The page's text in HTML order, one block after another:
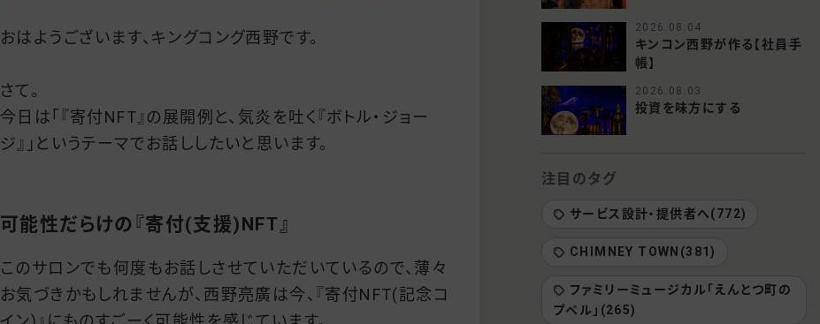
おはようございます、キングコング西野です。
さて。
今日は「『寄付NFT』の展開例と、気炎を吐く『ボトル・ジョー
ジ』」というテーマでお話ししたいと思います。
可能性だらけの『寄付(支援)NFT』
このサロンでも何度もお話しさせていただいているので、薄々
お気づきかもしれませんが、西野亮廣は今、『寄付NFT(記念コ
2026.08.04
キンコン西野が作る【社員手
帳】
2026.08.03
投資を味方にする
注目のタグ
サービス設計・提供者へ(772)
CHIMNEY TOWN(381)
ファミリーミュージカル「えんとつ町の
プペル」(265)